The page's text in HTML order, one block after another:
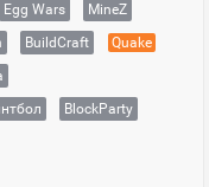
Egg Wars
MineZ
BuildCraft
Quake
BlockParty